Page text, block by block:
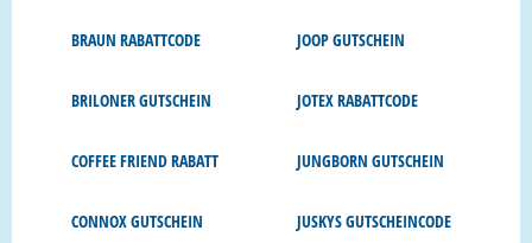
BRAUN RABATTCODE
BRILONER GUTSCHEIN
COFFEE FRIEND RABATT
CONNOX GUTSCHEIN
JOOP GUTSCHEIN
JOTEX RABATTCODE
JUNGBORN GUTSCHEIN
JUSKYS GUTSCHEINCODE